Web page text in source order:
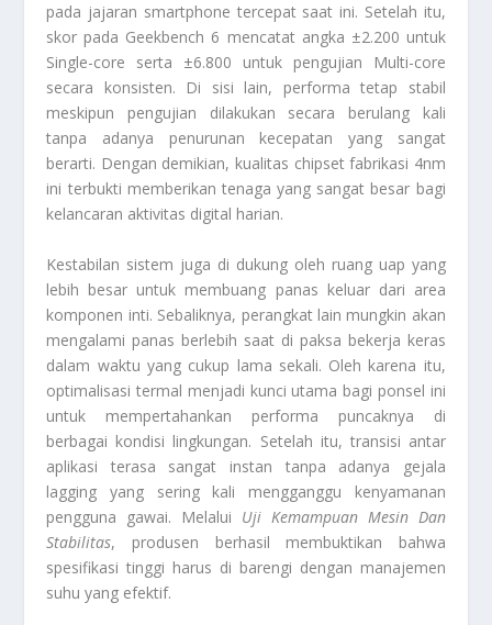
pada jajaran smartphone tercepat saat ini. Setelah itu,
skor pada Geekbench 6 mencatat angka ±2.200 untuk
Single-core serta ±6.800 untuk pengujian Multi-core
secara konsisten. Di sisi lain, performa tetap stabil
meskipun pengujian dilakukan secara berulang kali
tanpa adanya penurunan kecepatan yang sangat
berarti. Dengan demikian, kualitas chipset fabrikasi 4nm
ini terbukti memberikan tenaga yang sangat besar bagi
kelancaran aktivitas digital harian.
Kestabilan sistem juga di dukung oleh ruang uap yang
lebih besar untuk membuang panas keluar dari area
komponen inti. Sebaliknya, perangkat lain mungkin akan
mengalami panas berlebih saat di paksa bekerja keras
dalam waktu yang cukup lama sekali. Oleh karena itu,
optimalisasi termal menjadi kunci utama bagi ponsel ini
untuk mempertahankan performa puncaknya di
berbagai kondisi lingkungan. Setelah itu, transisi antar
aplikasi terasa sangat instan tanpa adanya gejala
lagging yang sering kali mengganggu kenyamanan
pengguna gawai. Melalui Uji Kemampuan Mesin Dan
Stabilitas, produsen berhasil membuktikan bahwa
spesifikasi tinggi harus di barengi dengan manajemen
suhu yang efektif.